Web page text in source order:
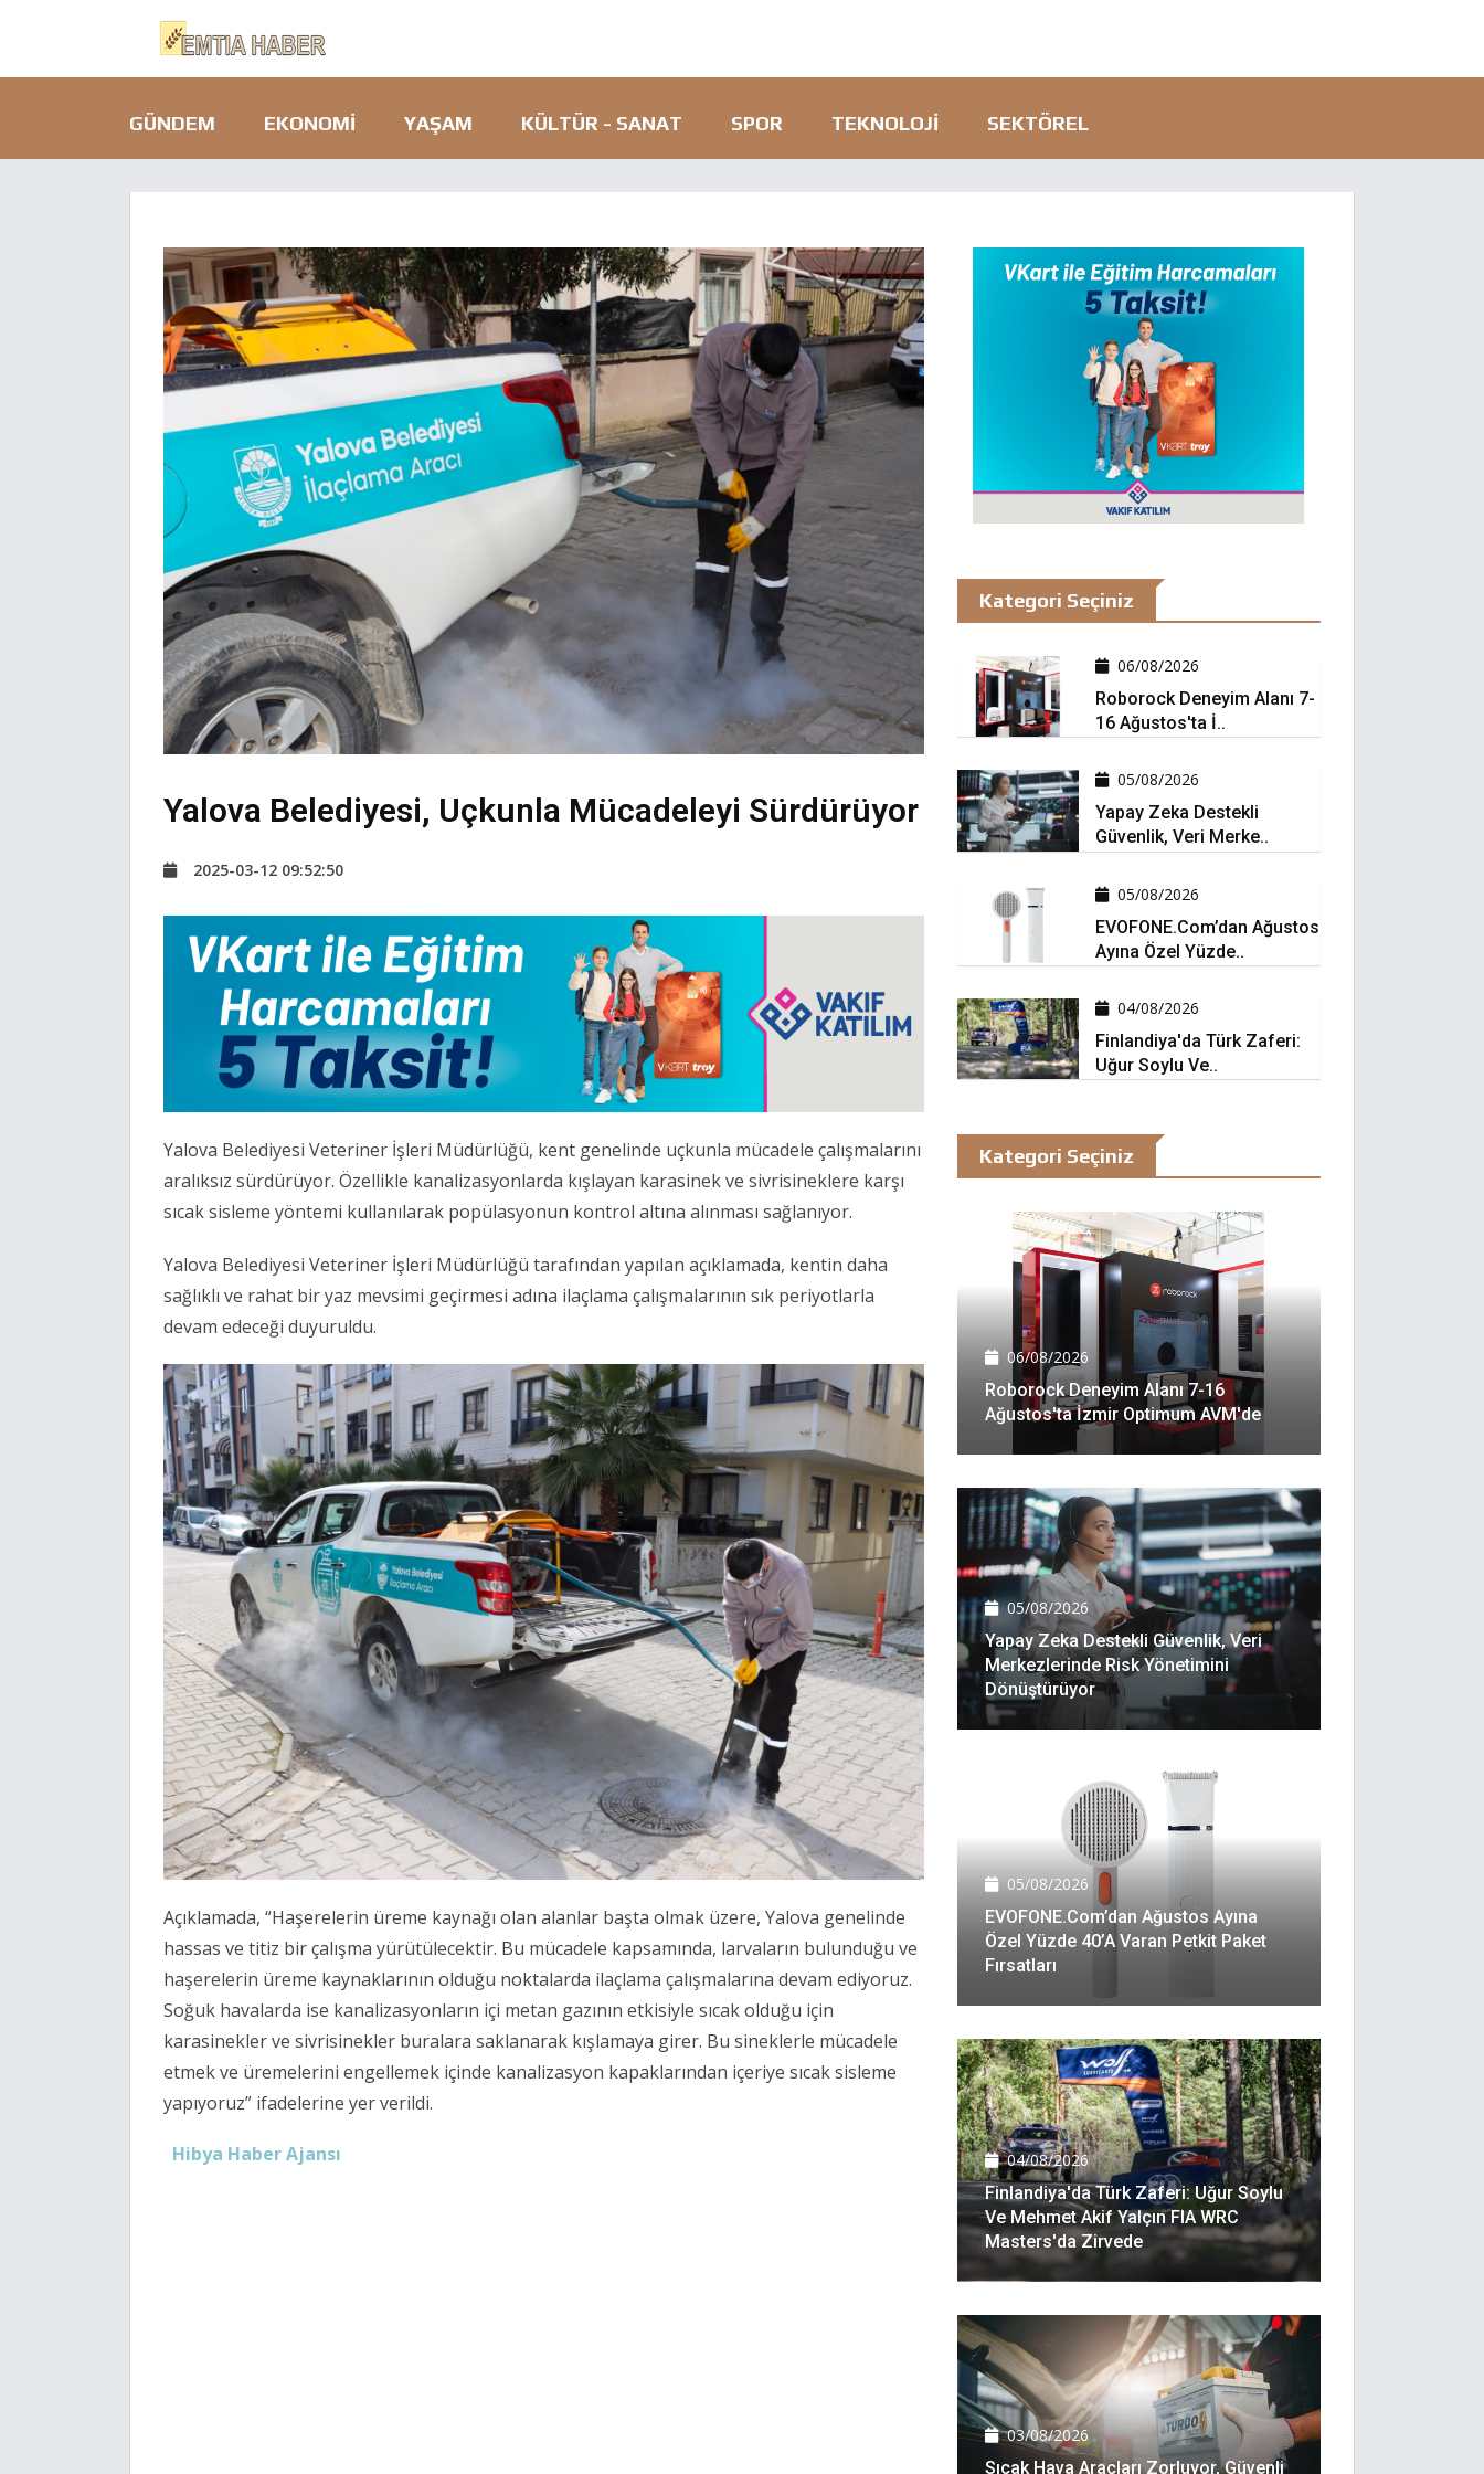
GÜNDEM EKONOMI YAŞAM KÜLTÜR - SANAT SPOR TEKNOLOJI SEKTÖREL
Yalova Belediyesi, Uçkunla Mücadeleyi Sürdürüyor
2025-03-12 09:52:50
Yalova Belediyesi Veteriner İşleri Müdürlüğü, kent genelinde uçkunla mücadele çalışmalarını
aralıksız sürdürüyor. Özellikle kanalizasyonlarda kışlayan karasinek ve sivrisineklere karşı
sıcak sisleme yöntemi kullanılarak popülasyonun kontrol altına alınması sağlanıyor.
Yalova Belediyesi Veteriner İşleri Müdürlüğü tarafından yapılan açıklamada, kentin daha
sağlıklı ve rahat bir yaz mevsimi geçirmesi adına ilaçlama çalışmalarının sık periyotlarla
devam edeceği duyuruldu.
Açıklamada, “Haşerelerin üreme kaynağı olan alanlar başta olmak üzere, Yalova genelinde
hassas ve titiz bir çalışma yürütülecektir. Bu mücadele kapsamında, larvaların bulunduğu ve
haşerelerin üreme kaynaklarının olduğu noktalarda ilaçlama çalışmalarına devam ediyoruz.
Soğuk havalarda ise kanalizasyonların içi metan gazının etkisiyle sıcak olduğu için
karasinekler ve sivrisinekler buralara saklanarak kışlamaya girer. Bu sineklerle mücadele
etmek ve üremelerini engellemek içinde kanalizasyon kapaklarından içeriye sıcak sisleme
yapıyoruz” ifadelerine yer verildi.
Hibya Haber Ajansı
Kategori Seçiniz
06/08/2026
Roborock Deneyim Alanı 7-
16 Ağustos'ta İ..
05/08/2026
Yapay Zeka Destekli
Güvenlik, Veri Merke..
05/08/2026
EVOFONE.com’dan Ağustos
Ayına Özel Yüzde..
04/08/2026
Finlandiya'da Türk Zaferi:
Uğur Soylu Ve..
Kategori Seçiniz
06/08/2026
Roborock Deneyim Alanı 7-16
Ağustos'ta İzmir Optimum AVM'de
05/08/2026
Yapay Zeka Destekli Güvenlik, Veri
Merkezlerinde Risk Yönetimini
Dönüştürüyor
05/08/2026
EVOFONE.com’dan Ağustos Ayına
Özel Yüzde 40’a Varan Petkit Paket
Fırsatları
04/08/2026
Finlandiya'da Türk Zaferi: Uğur Soylu
Ve Mehmet Akif Yalçın FIA WRC
Masters'da Zirvede
03/08/2026
Sıcak Hava Araçları Zorluyor, Güvenli